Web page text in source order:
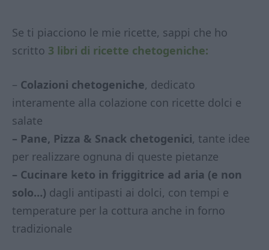
Se ti piacciono le mie ricette, sappi che ho
scritto 3 libri di ricette chetogeniche:
– Colazioni chetogeniche, dedicato
interamente alla colazione con ricette dolci e
salate
– Pane, Pizza & Snack chetogenici, tante idee
per realizzare ognuna di queste pietanze
– Cucinare keto in friggitrice ad aria (e non
solo…) dagli antipasti ai dolci, con tempi e
temperature per la cottura anche in forno
tradizionale